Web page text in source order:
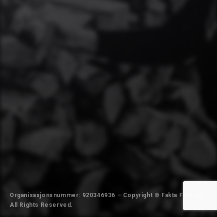
Organisasjonsnummer: 920346936 – Copyright © Fakta Film AS.
All Rights Reserved.